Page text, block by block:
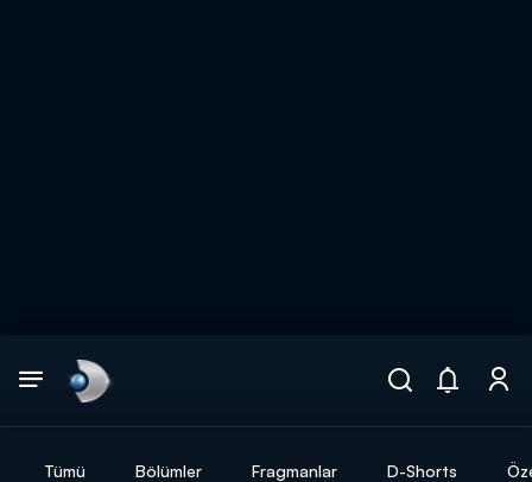
Tümü Bölümler Fragmanlar D-Shorts